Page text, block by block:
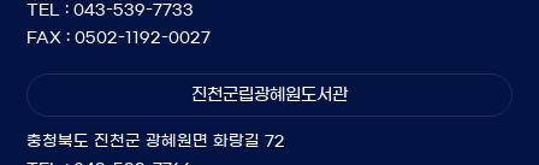
TEL : 043-539-7733
FAX : 0502-1192-0027
진천군립광혜원도서관
충청북도 진천군 광혜원면 화랑길 72